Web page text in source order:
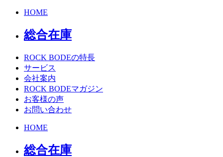
HOME
総合在庫
ROCK BODEの特長
サービス
会社案内
ROCK BODEマガジン
お客様の声
お問い合わせ
HOME
総合在庫